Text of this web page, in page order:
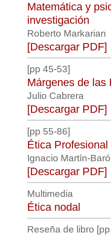
Matemática y
investigación
Roberto Markarian
[Descargar PDF]
[pp 45-53]
Márgenes de las
Julio Cabrera
[Descargar PDF]
[pp 55-86]
Ética
Ignacio Martín-
[Descargar PDF]
Multimedia
Ética nodal
Reseña de libro